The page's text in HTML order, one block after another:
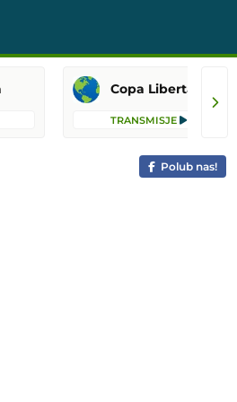
TRANSMISJE 6
Polub nas!